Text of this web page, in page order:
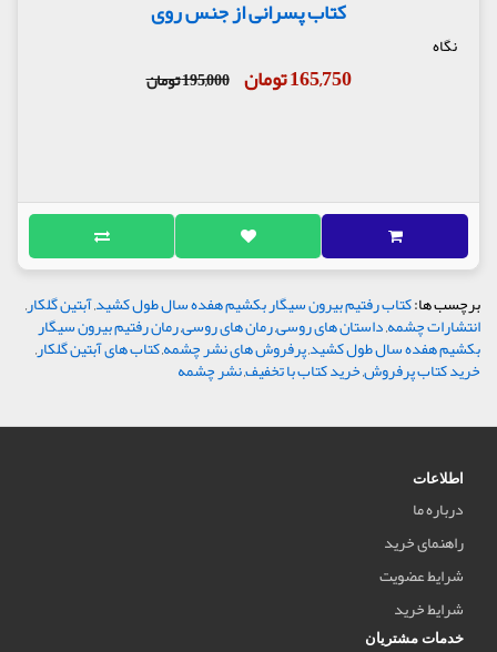
کتاب پسرانی از جنس روی
نگاه
165,750 تومان 195,000 تومان
برچسب ها:کتاب رفتیم بیرون سیگار بکشیم هفده سال طول کشید,آبتین گلکار,
انتشارات چشمه,داستان های روسی,رمان های روسی,رمان رفتیم بیرون سیگار
بکشیم هفده سال طول کشید,پرفروش های نشر چشمه,کتاب های آبتین گلکار,
خرید کتاب پرفروش,خرید کتاب با تخفیف,نشر چشمه
اطلاعات
درباره ما
راهنمای خرید
شرایط عضویت
شرایط خرید
خدمات مشتریان